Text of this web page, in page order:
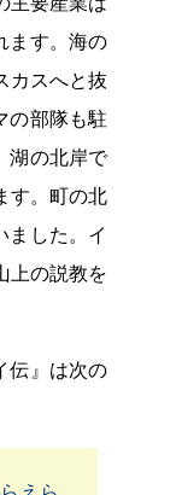
ます。海の
カスへと抜
の部隊も駐
湖の北岸で
す。町の北
ました。イ
上の説教を
伝』は次の